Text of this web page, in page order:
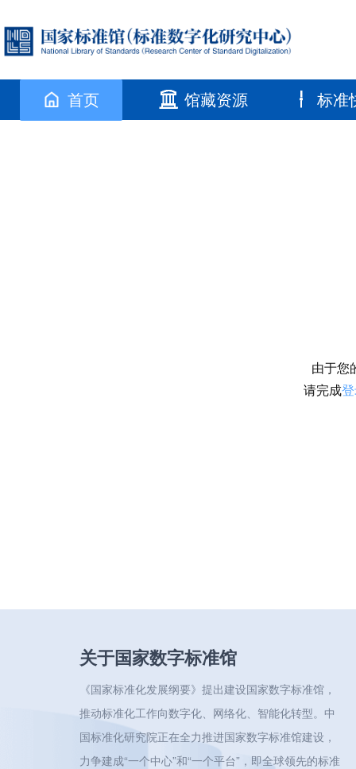
首页 馆藏资源 标准
由于您
请完成
关于国家数字标准馆
《国家标准化发展纲要》提出建设国家数字标准馆，
推动标准化工作向数字化、网络化、智能化转型。中
国标准化研究院正在全力推进国家数字标准馆建设，
力争建成“一个中心”和“一个平台”，即全球领先的标准